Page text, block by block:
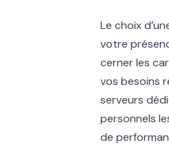
Le choix
votre
cerner les
vos besoins
serveurs
personnels
de